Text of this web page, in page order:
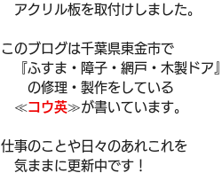
アクリル板を取付けしました。
このブログは千葉県東金市で
『ふすま・障子・網戸・木製ドア』
の修理・製作をしている
≪コウ英≫が書いています。
仕事のことや日々のあれこれを
気ままに更新中です！